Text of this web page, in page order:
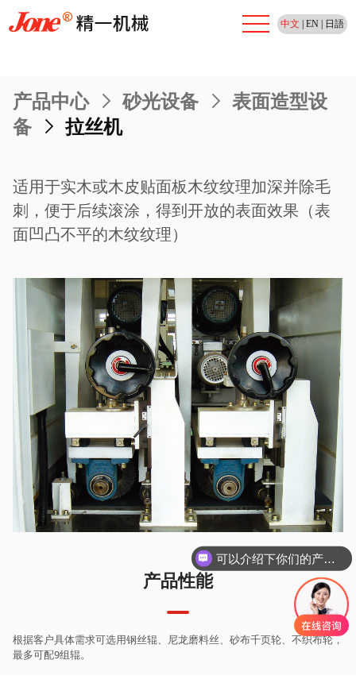
中文 EN| 日語
产品中心 > 砂光设备 >
表面造型设
备
> 拉丝机
适用于实木或木皮贴面板木纹纹理加深并除毛
刺，便于后续滚涂，得到开放的表面效果（表
面凹凸不平的木纹纹理）
产品性能
根据客户具体需求可选用钢丝辊、尼龙磨料丝、砂布千页轮、不织布轮，
最多可配9组辊。
可以介绍下你们的产品么